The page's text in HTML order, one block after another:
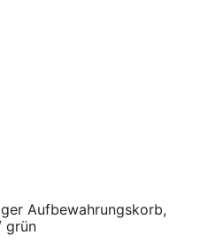
Aufbewahrungskorb,
grün